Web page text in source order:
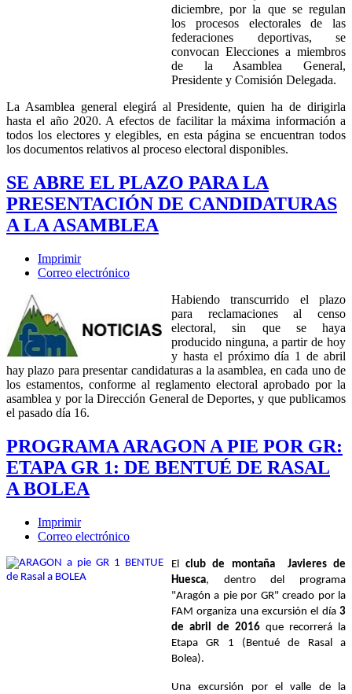
diciembre, por la que se regulan
los procesos electorales de las
federaciones deportivas, se
convocan Elecciones a miembros
de la Asamblea General,
Presidente y Comisión Delegada.
La Asamblea general elegirá al Presidente, quien ha de dirigirla
hasta el año 2020. A efectos de facilitar la máxima información a
todos los electores y elegibles, en esta página se encuentran todos
los documentos relativos al proceso electoral disponibles.
SE ABRE EL PLAZO PARA LA
PRESENTACIÓN DE CANDIDATURAS
A LA ASAMBLEA
Imprimir
Correo electrónico
Habiendo transcurrido el plazo
para reclamaciones al censo
electoral, sin que se haya
producido ninguna, a partir de hoy
y hasta el próximo día 1 de abril
hay plazo para presentar candidaturas a la asamblea, en cada uno de
los estamentos, conforme al reglamento electoral aprobado por la
asamblea y por la Dirección General de Deportes, y que publicamos
el pasado día 16.
PROGRAMA ARAGON A PIE POR GR:
ETAPA GR 1: DE BENTUÉ DE RASAL
A BOLEA
Imprimir
Correo electrónico
Elclub de montaña Javieres de
Huesca, dentro del programa
"Aragón a pie por GR" creado por la
FAM organiza una excursión el día 3
de abril de 2016 que recorrerá la
Etapa GR 1 (Bentué de Rasal a
Bolea).
Una excursión por el valle de la